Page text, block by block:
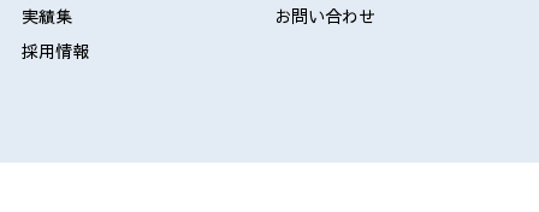
実績集
お問い合わせ
採用情報